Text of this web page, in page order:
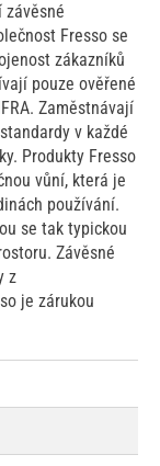
Fresso se
zákazníků
pouze ověřené
Zaměstnávají
v každé
Produkty Fresso
vůní, která je
používání.
se tak typickou
Závěsné
z
je zárukou